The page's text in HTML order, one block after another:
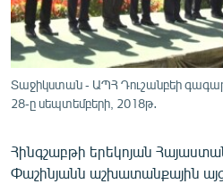
ՄԵԿՆԱԲԱՆՈՒԹՅՈՒՆ
ՏՏ ԵՒ ԻՆՏԵՐՆԵՏ
ԱՐԽԻՎ
ԲԱՆԱՎԵՃ
Տաջիկստան - ԱՊՀ Դուշանբեի
28-ը սեպտեմբերի, 2018թ․
Հինգշաբթի երեկոյան
Փաշինյանն աշխատանքային